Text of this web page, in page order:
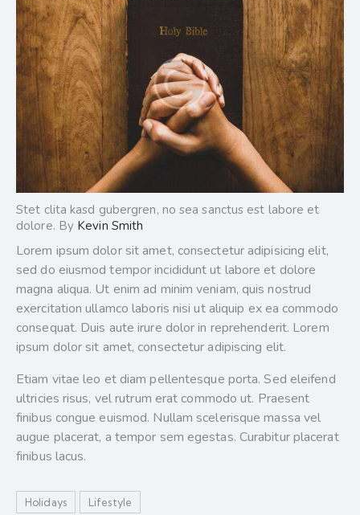
Stet clita kasd gubergren, no sea sanctus est labore et
dolore. By Kevin Smith
Lorem ipsum dolor sit amet, consectetur adipisicing elit,
sed do eiusmod tempor incididunt ut labore et dolore
magna aliqua. Ut enim ad minim veniam, quis nostrud
exercitation ullamco laboris nisi ut aliquip ex ea commodo
consequat. Duis aute irure dolor in reprehenderit. Lorem
ipsum dolor sit amet, consectetur adipiscing elit.
Etiam vitae leo et diam pellentesque porta. Sed eleifend
ultricies risus, vel rutrum erat commodo ut. Praesent
finibus congue euismod. Nullam scelerisque massa vel
augue placerat, a tempor sem egestas. Curabitur placerat
finibus lacus.
Holidays Lifestyle